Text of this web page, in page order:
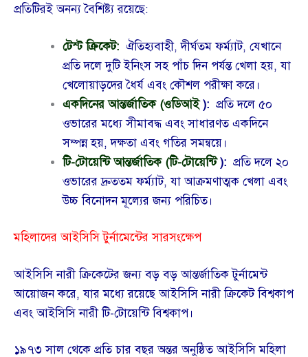
প্রতিটিরই অনন্য বৈশিষ্ট্য রয়েছে:
টেস্ট ক্রিকেট: ঐতিহ্যবাহী, দীর্ঘতম ফর্ম্যাট, যেখানে
প্রতি দলে দুটি ইনিংস সহ পাঁচ দিন পর্যন্ত খেলা হয়, যা
খেলোয়াড়দের ধৈর্য এবং কৌশল পরীক্ষা করে।
একদিনের আন্তর্জাতিক (ওডিআই): প্রতি দলে ৫০
ওভারের মধ্যে সীমাবদ্ধ এবং সাধারণত একদিনে
সম্পন্ন হয়, দক্ষতা এবং গতির সমন্বয়ে।
টি-টোয়েন্টি আন্তর্জাতিক (টি-টোয়েন্টি): প্রতি দলে ২০
ওভারের দ্রুততম ফর্ম্যাট, যা আক্রমণাত্মক খেলা এবং
উচ্চ বিনোদন মূল্যের জন্য পরিচিত।
মহিলাদের আইসিসি টুর্নামেন্টের সারসংক্ষেপ
আইসিসি নারী ক্রিকেটের জন্য বড় বড় আন্তর্জাতিক টুর্নামেন্ট
আয়োজন করে, যার মধ্যে রয়েছে আইসিসি নারী ক্রিকেট বিশ্বকাপ
এবং আইসিসি নারী টি-টোয়েন্টি বিশ্বকাপ।
১৯৭৩ সাল থেকে প্রতি চার বছর অন্তর অনুষ্ঠিত আইসিসি মহিলা